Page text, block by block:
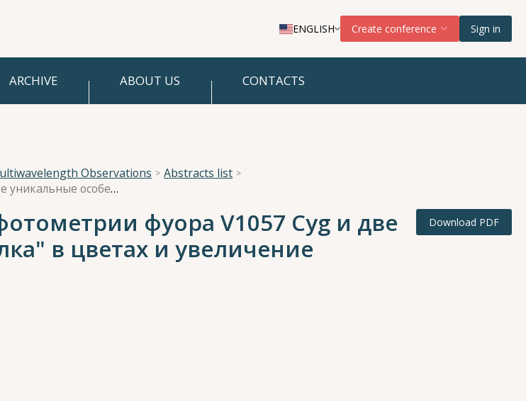
ENGLISH Create conference Sign in
ARCHIVE ABOUT US CONTACTS
Observations
Abstracts list
Три десятилетия оптической фотометрии фуора V1057 Cyg и две уникальные особенности: "вилка" в цветах и увеличение периодов вращения
фуора V1057 Cyg и две
в цветах и увеличение
Download PDF